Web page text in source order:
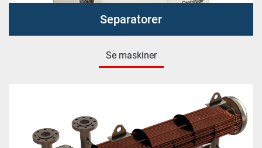
Separatorer
Se maskiner